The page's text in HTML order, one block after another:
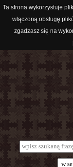
Ta strona wykorzystuje
włączoną obsługę
zgadzasz się na